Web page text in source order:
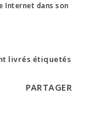
Internet dans son
livrés étiquetés
PARTAGER